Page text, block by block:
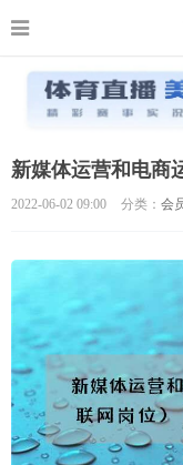
新媒体运营和电商
2022-06-02 09:00 分类： 会